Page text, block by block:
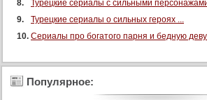
Турецкие сериалы с сильными
Турецкие сериалы о сильных героях ...
Сериалы про богатого парня и бедную
Популярное: